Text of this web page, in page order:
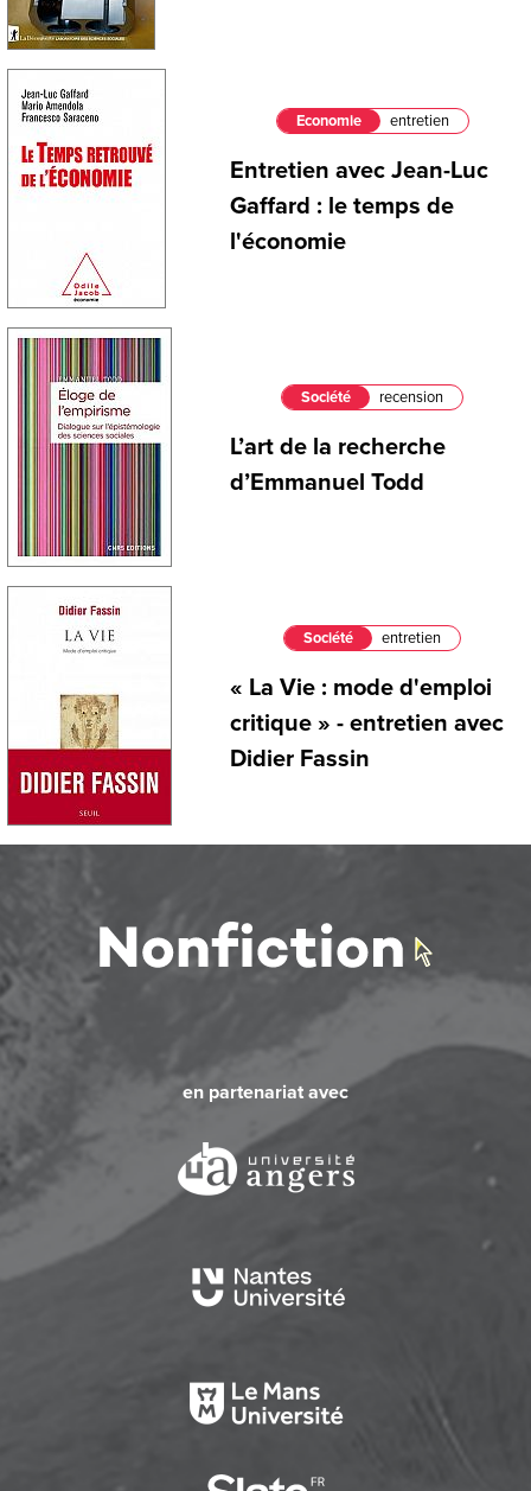
Economie entretien
Entretien avec Jean-Luc
Gaffard : le temps de
l'économie
Société recension
L’art de la recherche
d’Emmanuel Todd
Société entretien
« La Vie : mode d'emploi
critique » - entretien avec
Didier Fassin
en partenariat avec